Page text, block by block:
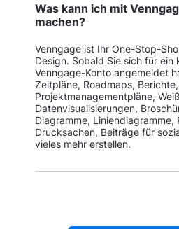
Was kann ich mit
machen?
Venngage ist Ihr One-Stop-
Design. Sobald Sie sich für ein
Venngage-Konto angemeldet
Zeitpläne, Roadmaps, Berichte,
Projektmanagementpläne,
Datenvisualisierungen,
Diagramme, Liniendiagramme,
Drucksachen, Beiträge für
vieles mehr erstellen.